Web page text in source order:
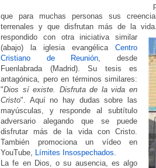
que para muchas personas sus
terrenales y que disfrutan más de la
respondido con otra iniciativa similar
(abajo) la iglesia evangélica Centro
Cristiano de Reunión , desde
Fuenlabrada (Madrid). Su tesis es
antagónica, pero en términos similares:
"Dios sí existe. Disfruta de la vida en
Cristo". Aquí no hay dudas sobre las
mayúsculas, y responde al subtítulo
adversario alegando que se puede
disfrutar más de la vida con Cristo.
También promociona un vídeo en
YouTube,
Límites Insospechados
La fe en Dios, o su ausencia, es algo